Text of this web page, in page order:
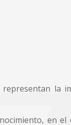
la
en el